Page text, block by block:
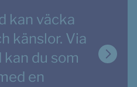
kan väcka
känslor. Via
du som
en